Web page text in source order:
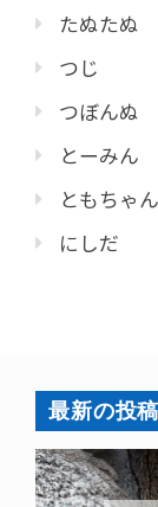
たぬたぬ
つじ
つぼんぬ
とーみん
ともちゃん
にしだ
最新の投